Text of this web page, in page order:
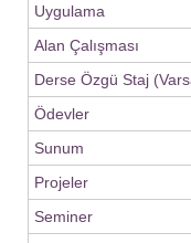
Uygulama
Alan Çalışması
Derse Özgü Staj
Ödevler
Sunum
Projeler
Seminer